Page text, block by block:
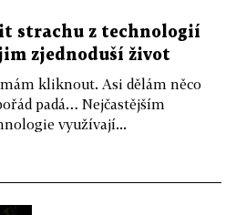
strachu z technologií
zjednoduší život
kliknout. Asi dělám něco
padá… Nejčastějším
využívají...